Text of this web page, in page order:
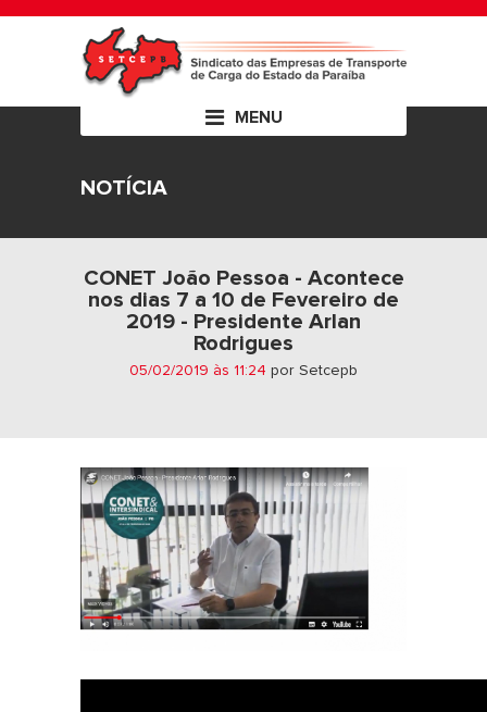
MENU
NOTÍCIA
CONET João Pessoa - Acontece
nos dias 7 a 10 de Fevereiro de
2019 - Presidente Arlan
Rodrigues
05/02/2019 às 11:24 por Setcepb